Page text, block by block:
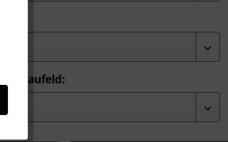
Anbaufeld: